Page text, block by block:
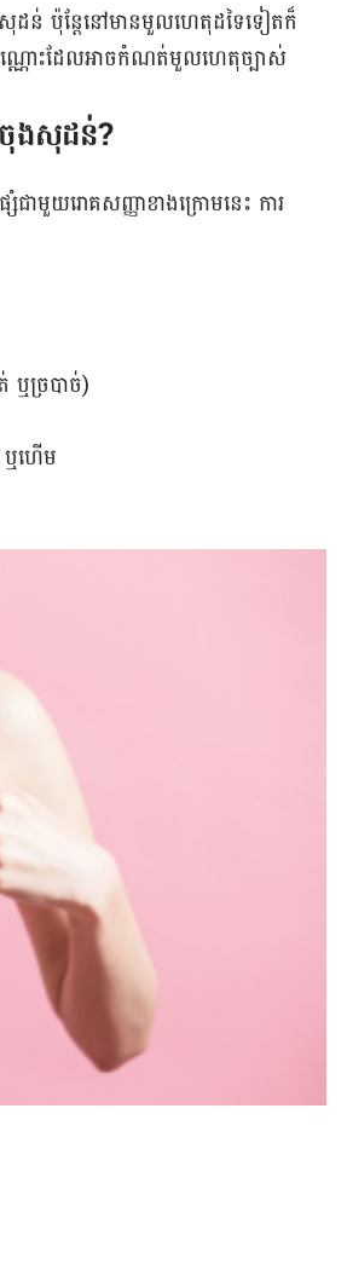
ដន់ ប៉ុន្តែ​នៅ​មាន​មួល​ហេតុ​ដទៃ​ទៀត​ក៏​
ប៉ុណ្ណោះ​ដែល​អាច​កំណត់​មួល​ហេតុ​ច្បាស់​
ចុង​សុដន់?
ាមួយ​រោគ​សញ្ញា​ខាង​ក្រោម​នេះ ការ​
ច្របាច់)
ហើម